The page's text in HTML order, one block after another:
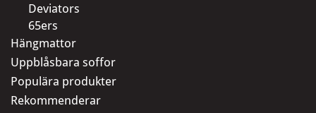
Deviators
65ers
Hängmattor
Uppblåsbara soffor
Populära produkter
Rekommenderar